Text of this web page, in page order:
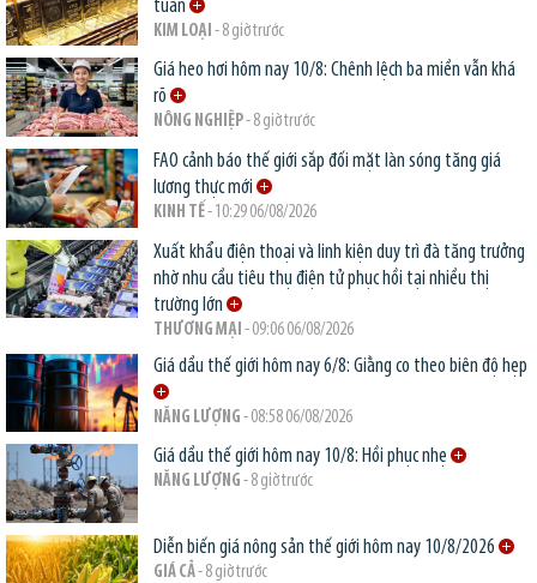
tuần
KIM LOẠI - 8 giờ trước
Giá heo hơi hôm nay 10/8: Chênh lệch ba miền vẫn khá
rõ
NÔNG NGHIỆP- 8 giờ trước
FAO cảnh báo thế giới sắp đối mặt làn sóng tăng giá
lương thực mới
KINH TẾ- 10:29 06/08/2026
Xuất khẩu điện thoại và linh kiện duy trì đà tăng trưởng
nhờ nhu cầu tiêu thụ điện tử phục hồi tại nhiều thị
trường lớn
THƯƠNG MẠI - 09:06 06/08/2026
Giá dầu thế giới hôm nay 6/8: Giằng co theo biên độ hẹp
NĂNG LƯỢNG - 08:58 06/08/2026
Giá dầu thế giới hôm nay 10/8: Hồi phục nhẹ
NĂNG LƯỢNG - 8 giờ trước
Diễn biến giá nông sản thế giới hôm nay 10/8/2026
GIÁ CẢ- 8 giờ trước